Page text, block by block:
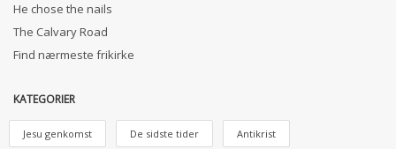
He chose the nails
The Calvary Road
Find nærmeste frikirke
KATEGORIER
Jesu genkomst De sidste tider Antikrist